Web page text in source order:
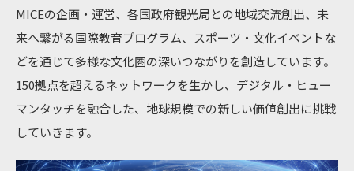
MICEの企画・運営、各国政府観光局との地域交流創出、未
来へ繋がる国際教育プログラム、スポーツ・文化イベントな
どを通じて多様な文化圏の深いつながりを創造しています。
150拠点を超えるネットワークを生かし、デジタル・ヒュー
マンタッチを融合した、地球規模での新しい価値創出に挑戦
していきます。